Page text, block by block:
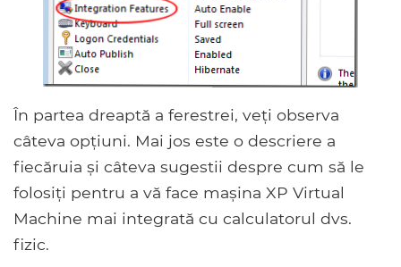
În partea dreaptă a ferestrei, veți observa
câteva opțiuni. Mai jos este o descriere a
fiecăruia și câteva sugestii despre cum să le
folosiți pentru a vă face mașina XP Virtual
Machine mai integrată cu calculatorul dvs.
fizic.